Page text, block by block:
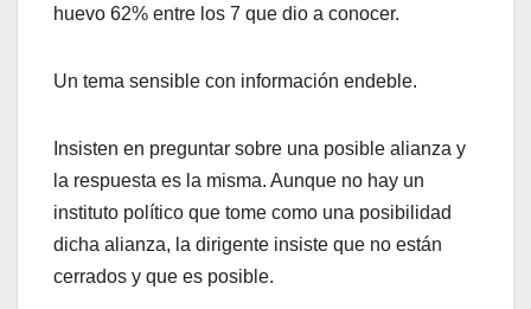
huevo 62% entre los 7 que dio a conocer.
Un tema sensible con información endeble.
Insisten en preguntar sobre una posible alianza y
la respuesta es la misma. Aunque no hay un
instituto político que tome como una posibilidad
dicha alianza, la dirigente insiste que no están
cerrados y que es posible.